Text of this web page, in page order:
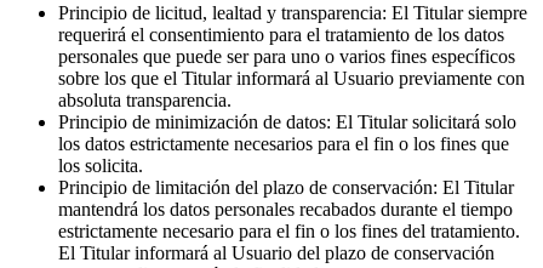
Principio de licitud, lealtad y transparencia: El Titular siempre
requerirá el consentimiento para el tratamiento de los datos
personales que puede ser para uno o varios fines específicos
sobre los que el Titular informará al Usuario previamente con
absoluta transparencia.
Principio de minimización de datos: El Titular solicitará solo
los datos estrictamente necesarios para el fin o los fines que
los solicita.
Principio de limitación del plazo de conservación: El Titular
mantendrá los datos personales recabados durante el tiempo
estrictamente necesario para el fin o los fines del tratamiento.
El Titular informará al Usuario del plazo de conservación